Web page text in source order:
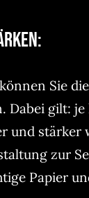
Sie
Dabei gilt:
und
zur
Papier